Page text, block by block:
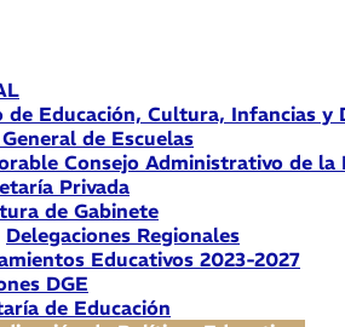
de Educación, Cultura, Infancias y
de Escuelas
Consejo Administrativo de la
Privada
de Gabinete
Delegaciones Regionales
Educativos 2023-2027
DGE
de Educación